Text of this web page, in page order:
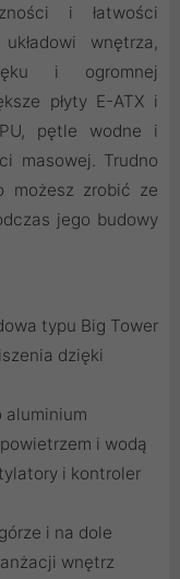
i łatwości
wnętrza,
i ogromnej
płyty E-ATX i
pętle wodne i
masowej. Trudno
możesz zrobić ze
jego budowy
typu Big Tower
dzięki
aluminium
i wodą
i kontroler
i na dole
wnętrz